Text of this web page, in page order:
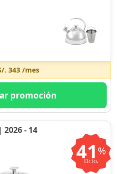
. 343/mes
promoción
2026 - 14
41 %
Dcto.